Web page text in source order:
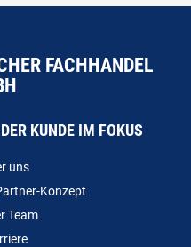
FACHHANDEL
KUNDE IM FOKUS
uns
Konzept
Team